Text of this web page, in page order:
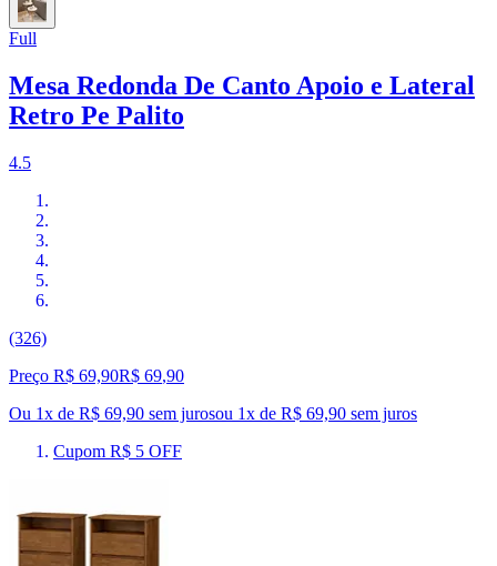
Full
Mesa Redonda De Canto Apoio e Lateral
Retro Pe Palito
4.5
(326)
Preço R$ 69,90R$ 69,90
Ou 1x de R$ 69,90 sem jurosou 1x de R$ 69,90 sem juros
Cupom R$ 5 OFF